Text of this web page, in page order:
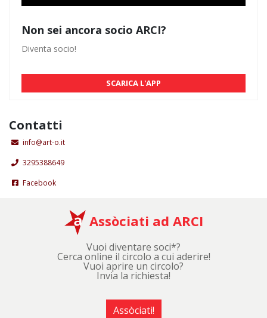
Non sei ancora socio ARCI?
Diventa socio!
SCARICA L'APP
Contatti
info@art-o.it
3295388649
Facebook
Assòciati ad ARCI
Vuoi diventare soci*?
Cerca online il circolo a cui aderire!
Vuoi aprire un circolo?
Invia la richiesta!
Assòciati!